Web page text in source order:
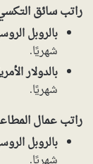
راتب سائق
بالروبل
شهريًا.
بالدولار
شهريًا.
راتب عمال
بالروبل